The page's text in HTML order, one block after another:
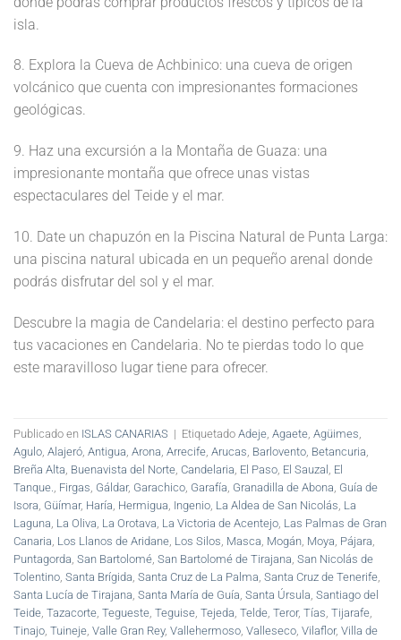
isla.
8. Explora la Cueva de Achbinico: una cueva de origen
volcánico que cuenta con impresionantes formaciones
geológicas.
9. Haz una excursión a la Montaña de Guaza: una
impresionante montaña que ofrece unas vistas
espectaculares del Teide y el mar.
10. Date un chapuzón en la Piscina Natural de Punta Larga:
una piscina natural ubicada en un pequeño arenal donde
podrás disfrutar del sol y el mar.
Descubre la magia de Candelaria: el destino perfecto para
tus vacaciones en Candelaria. No te pierdas todo lo que
este maravilloso lugar tiene para ofrecer.
Publicado en ISLAS CANARIAS | Etiquetado Adeje Agaete Agüimes
Agulo Alajeró Antigua Arona Arrecife Arucas Barlovento Betancuria
Breña Alta Buenavista del Norte Candelaria El Paso El Sauzal
El
Tanque.
Firgas Gáldar, Garachico Garafía Granadilla de Abona Guía de
Isora Güímar, Haría Hermigua Ingenio La Aldea de San Nicolás La
Laguna La Oliva La Orotava La Victoria de Acentejo Las Palmas de Gran
Canaria Los Llanos de Aridane Los Silos Masca Mogán Moya Pájara
Puntagorda San Bartolomé San Bartolomé de Tirajana San Nicolás de
Tolentino Santa Brígida Santa Cruz de La Palma Santa Cruz de Tenerife
Santa Lucía de Tirajana Santa María de Guía Santa Úrsula Santiago del
Teide Tazacorte Tegueste Teguise Tejeda Telde Teror, Tías Tijarafe
Tinajo Tuineje Valle Gran Rey, Vallehermoso Valleseco Vilaflor, Villa de